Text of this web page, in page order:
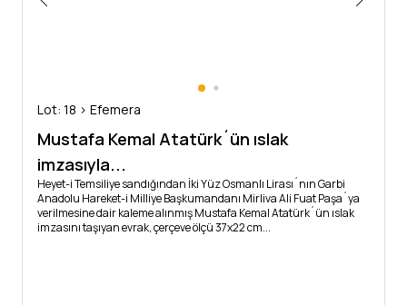
Lot: 18 > Efemera
Mustafa Kemal Atatürk´ün ıslak
imzasıyla...
Heyet-i Temsiliye sandığından İki Yüz Osmanlı Lirası´nın Garbi
Anadolu Hareket-i Milliye Başkumandanı Mirliva Ali Fuat Paşa´ya
verilmesine dair kaleme alınmış Mustafa Kemal Atatürk´ün ıslak
imzasını taşıyan evrak, çerçeve ölçü 37x22 cm...